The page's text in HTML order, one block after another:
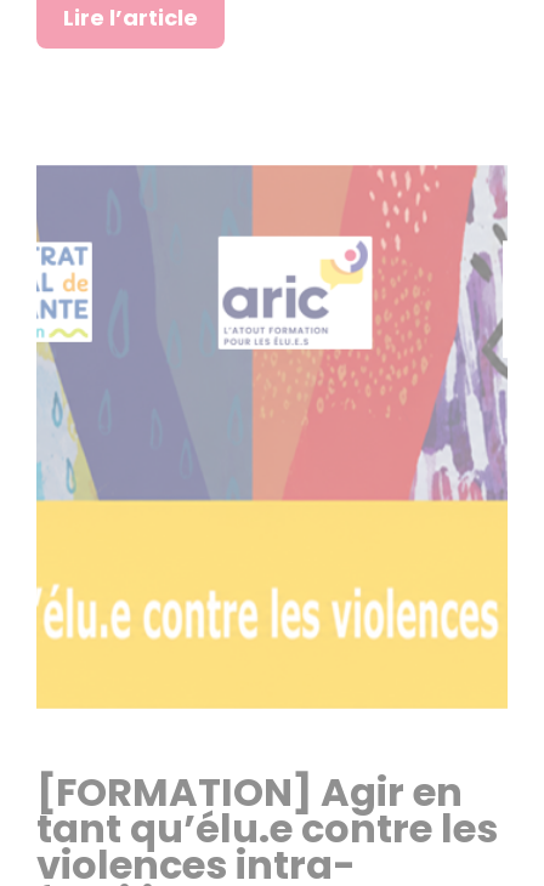
Lire l’article
[FORMATION] Agir en
tant qu’élu.e contre les
violences intra-